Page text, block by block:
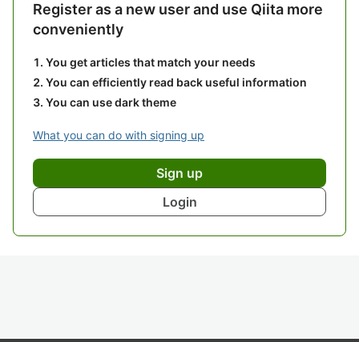
Register as a new user and use Qiita more
conveniently
You get articles that match your needs
You can efficiently read back useful information
You can use dark theme
What you can do with signing up
Sign up
Login